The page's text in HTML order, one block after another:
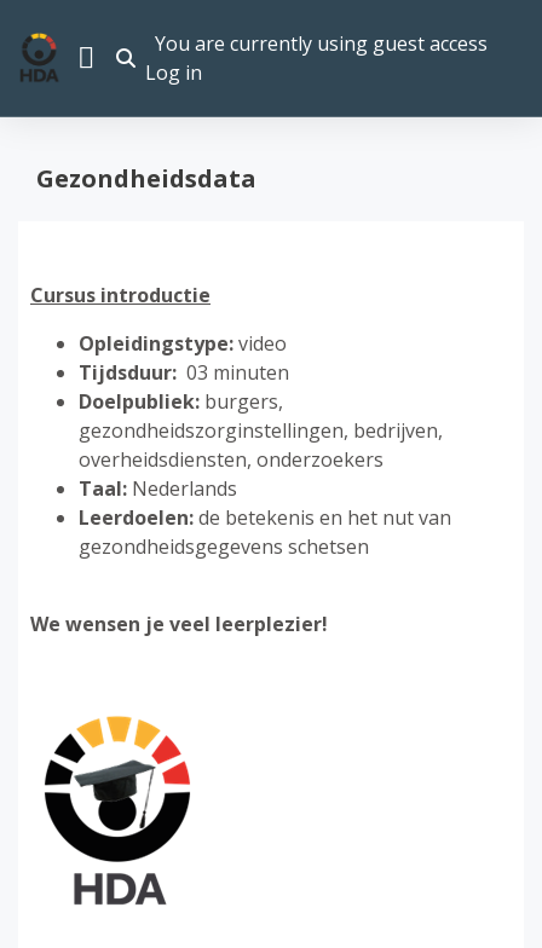
SIDE PANEL
TOGGLE SEARCH INPUT
You are currently using guest access
Log in
Gezondheidsdata
Cursus introductie
Opleidingstype:video
Tijdsduur: 03 minuten
Doelpubliek: burgers,
gezondheidszorginstellingen, bedrijven,
overheidsdiensten, onderzoekers
Taal: Nederlands
Leerdoelen:de betekenis en het nut van
gezondheidsgegevens schetsen
We wensen je veel leerplezier!